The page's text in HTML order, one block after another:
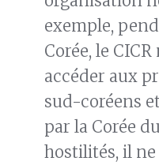
exemple,
Corée, le
accéder aux
sud-coréens
par la Corée
hostilités, il